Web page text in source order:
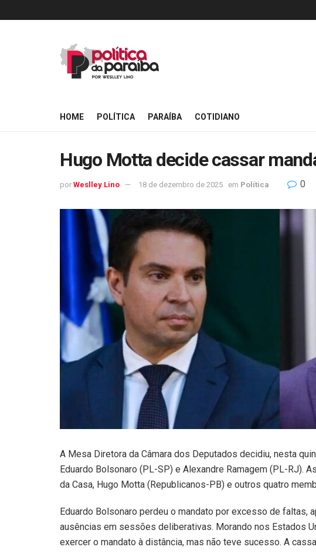
HOME POLÍTICA PARAÍBA COTIDIANO
Hugo Motta decide cassar
por Weslley Lino 18 de dezembro de 2025 em Política 0
A Mesa Diretora da Câmara dos Deputados decidiu, nesta
Eduardo Bolsonaro (PL-SP) e Alexandre Ramagem (PL-RJ).
da Casa, Hugo Motta (Republicanos-PB) e outros quatro
Eduardo Bolsonaro perdeu o mandato por excesso de faltas,
ausências em sessões deliberativas. Morando nos Estados
exercer o mandato à distância, mas não teve sucesso. A